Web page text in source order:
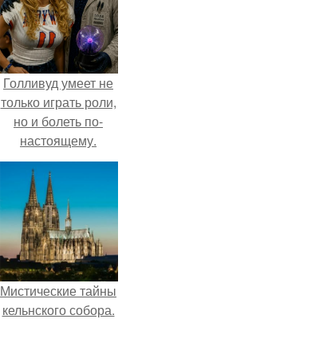
Голливуд умеет не
только играть роли,
но и болеть по-
настоящему.
Мистические тайны
кельнского собора.